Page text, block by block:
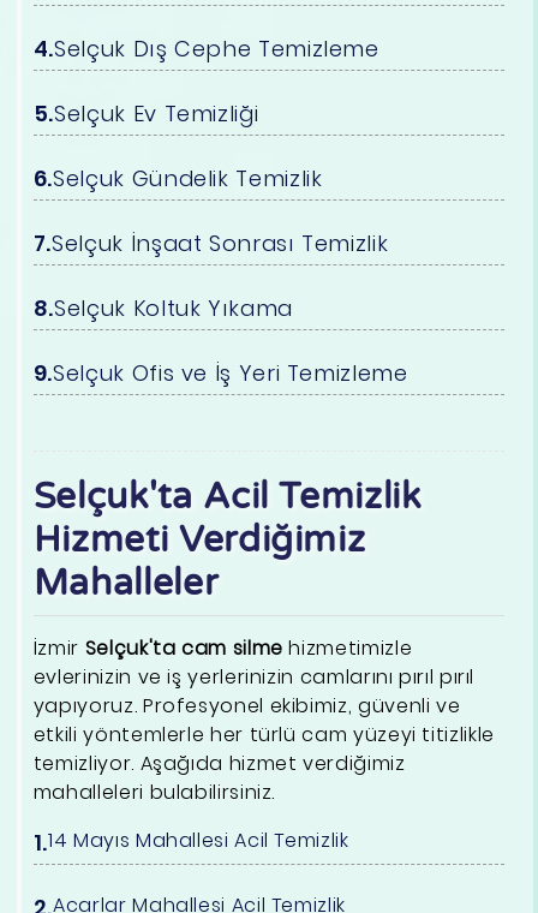
Selçuk Dış Cephe Temizleme
Selçuk Ev Temizliği
Selçuk Gündelik Temizlik
Selçuk İnşaat Sonrası Temizlik
Selçuk Koltuk Yıkama
Selçuk Ofis ve İş Yeri Temizleme
Selçuk'ta Acil Temizlik
Hizmeti Verdiğimiz
Mahalleler
İzmir Selçuk'ta cam silme hizmetimizle
evlerinizin ve iş yerlerinizin camlarını pırıl pırıl
yapıyoruz. Profesyonel ekibimiz, güvenli ve
etkili yöntemlerle her türlü cam yüzeyi titizlikle
temizliyor. Aşağıda hizmet verdiğimiz
mahalleleri bulabilirsiniz.
14 Mayıs Mahallesi Acil Temizlik
Acarlar Mahallesi Acil Temizlik